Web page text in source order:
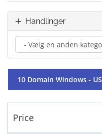
Handlinger
10 Domain Windows - US
Price